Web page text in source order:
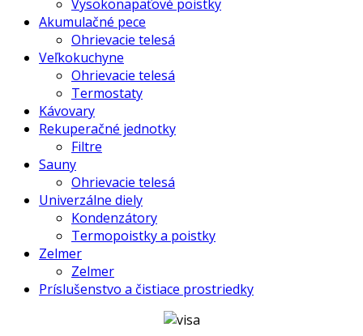
Vysokonapäťové poistky
Akumulačné pece
Ohrievacie telesá
Veľkokuchyne
Ohrievacie telesá
Termostaty
Kávovary
Rekuperačné jednotky
Filtre
Sauny
Ohrievacie telesá
Univerzálne diely
Kondenzátory
Termopoistky a poistky
Zelmer
Zelmer
Príslušenstvo a čistiace prostriedky